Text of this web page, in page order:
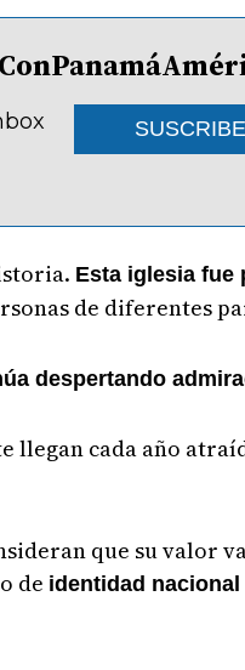
Esta iglesia fue
de diferentes
despertando
llegan cada año
que su valor
de identidad